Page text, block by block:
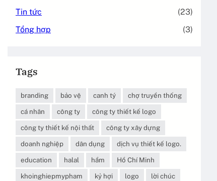
Tin tức
(23)
Tổng hợp
(3)
Tags
branding bảo vệ canh tý
chợ truyền thống
cá nhân
công ty
công ty thiết kế logo
công ty thiết kế nội thất
công ty xây dựng
doanh nghiệp
dân dụng
dịch vụ thiết kế logo.
education
halal hầm
Hồ Chí Minh
khoinghiepmypham
kỷ hợi logo
lời chúc